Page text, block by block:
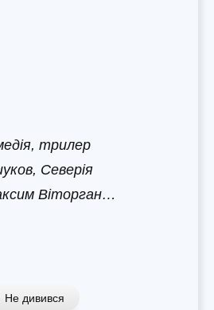
трилер
Северія
Віторган…
Не дивився